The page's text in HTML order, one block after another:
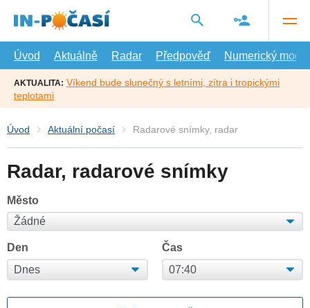
hlavní
Úvod
Aktuálně Radar Předpověď Numerický model
AKTUALITA: Víkend bude slunečný s letními, zítra i tropickými
teplotami
Úvod Aktuální počasí Radarové snímky, radar
Radar, radarové snímky
Město
Den Čas